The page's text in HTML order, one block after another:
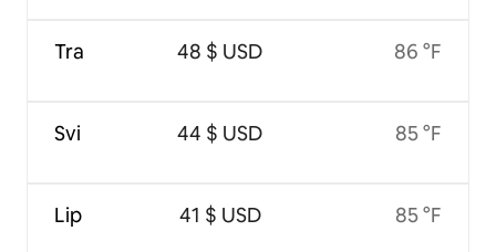
Tra
Svi
Lip
48 $ USD
44 $ USD
41 $ USD
86 °F
85 °F
85 °F